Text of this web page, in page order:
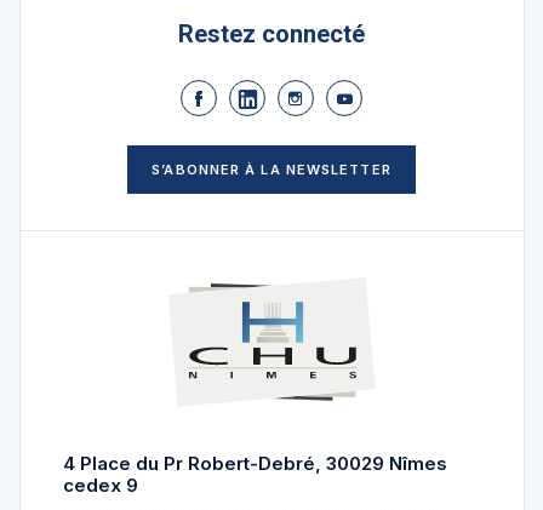
Restez connecté
S’ABONNER À LA NEWSLETTER
4 Place du Pr Robert-Debré, 30029 Nîmes
cedex 9